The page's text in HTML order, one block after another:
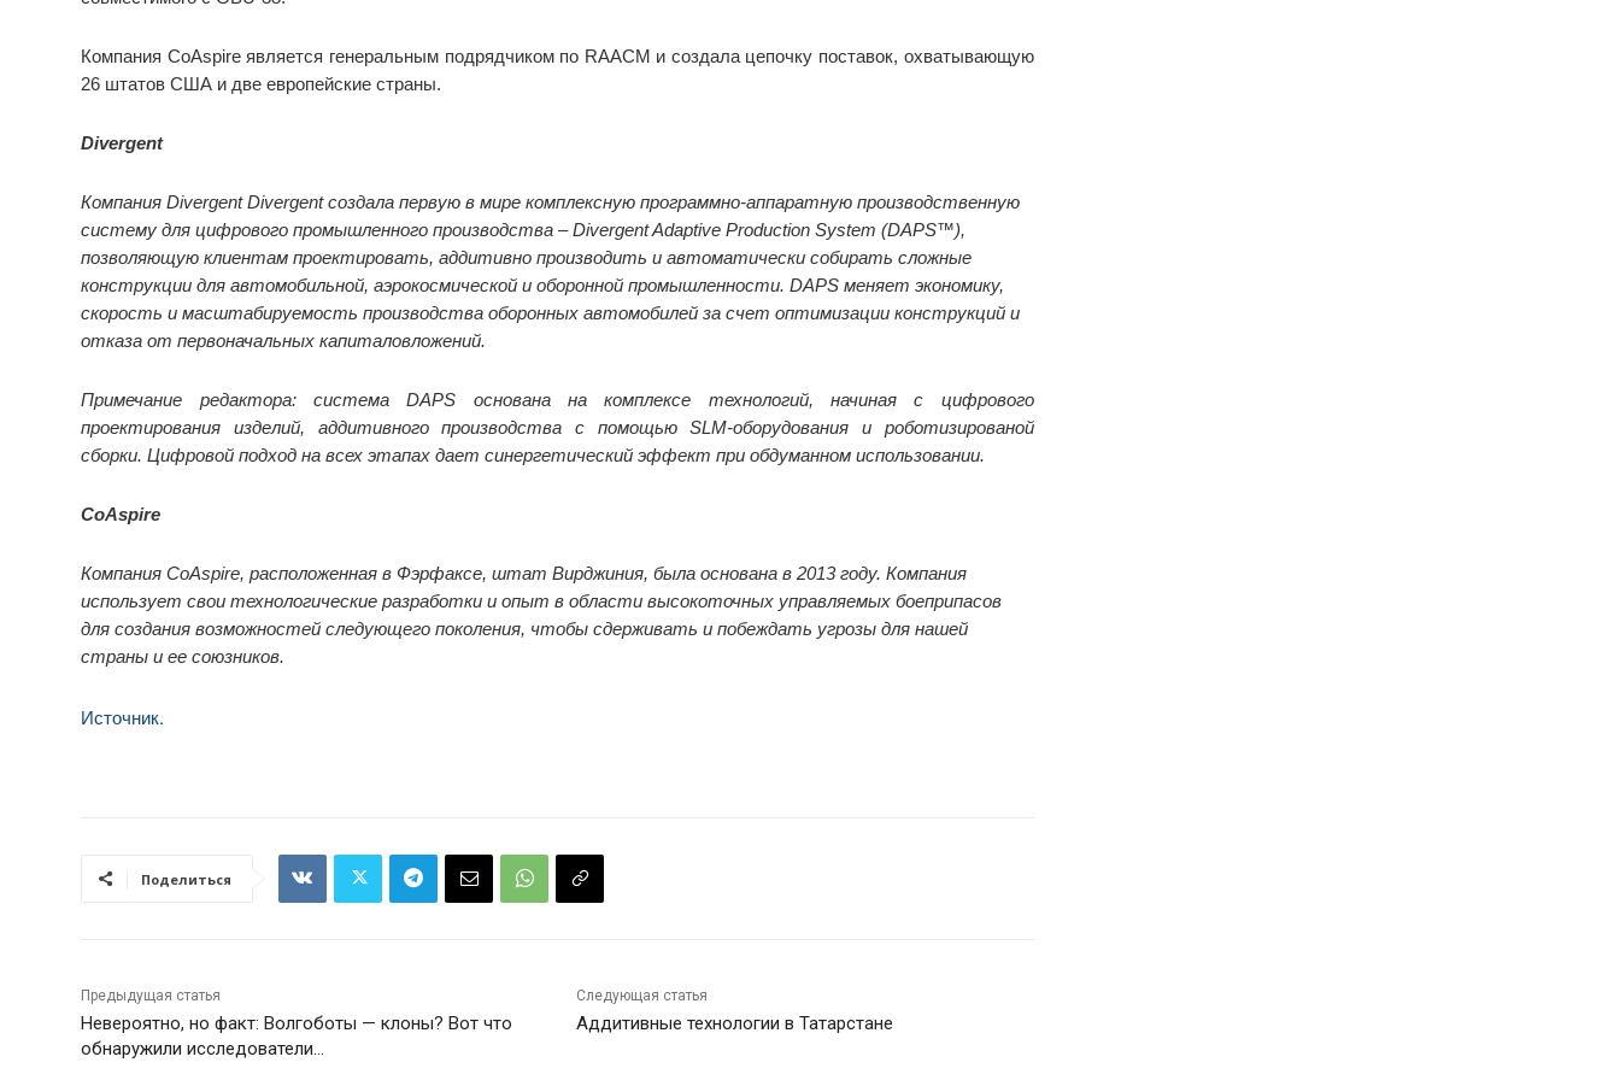
Компания CoAspire является генеральным подрядчиком по RAACM и создала цепочку поставок, охватывающую
26 штатов США и две европейские страны.
Divergent
Компания Divergent Divergent создала первую в мире комплексную программно-аппаратную производственную
систему для цифрового промышленного производства – Divergent Adaptive Production System (DAPS™),
позволяющую клиентам проектировать, аддитивно производить и автоматически собирать сложные
конструкции для автомобильной, аэрокосмической и оборонной промышленности. DAPS меняет экономику,
скорость и масштабируемость производства оборонных автомобилей за счет оптимизации конструкций и
отказа от первоначальных капиталовложений.
Примечание редактора: система DAPS основана на комплексе технологий, начиная с цифрового
проектирования изделий, аддитивного производства с помощью SLM-оборудования и роботизированой
сборки.Цифровой подход на всех этапах дает синергетический эффект при обдуманном использовании.
CoAspire
Компания CoAspire, расположенная в Фэрфаксе, штат Вирджиния, была основана в 2013 году. Компания
использует свои технологические разработки и опыт в области высокоточных управляемых боеприпасов
для создания возможностей следующего поколения, чтобы сдерживать и побеждать угрозы для нашей
страны и ее союзников.
Источник.
Поделиться
Предыдущая статья
Невероятно, но факт: Волгоботы — клоны? Вот что
обнаружили исследователи…
Следующая статья
Аддитивные технологии в Татарстане